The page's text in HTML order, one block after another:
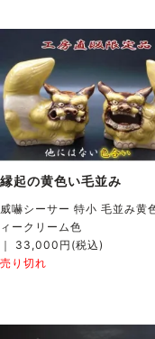
縁起の黄色い毛並み
威嚇シーサー 特小 毛並み黄
ィークリーム色
｜ 33,000円(税込)
売り切れ